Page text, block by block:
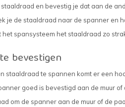
en bevestig je dat aan de
je de staaldraad naar de spanner en
het spansysteem het staaldraad zo
bevestigen
staaldraad te spannen komt er een
goed is bevestigd aan de muur
om de spanner aan de muur of de